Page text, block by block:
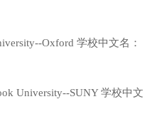
Oxford 学校中文名：
University--SUNY 学校中文